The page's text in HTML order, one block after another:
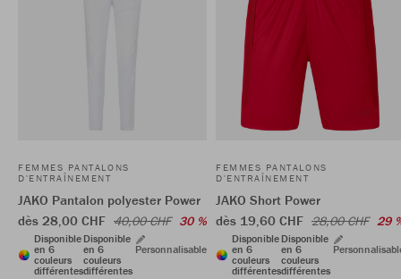
FEMMES PANTALONS
D'ENTRAÎNEMENT
JAKO Pantalon polyester Power
dès 28,00 CHF 40,00 CHF 30 %
Disponible
en 6
couleurs
différentes
Disponible
en 6
couleurs
différentes
Personnalisable
FEMMES PANTALONS
D'ENTRAÎNEMENT
JAKO Short Power
dès 19,60 CHF 28,00 CHF 29
Disponible
en 6
couleurs
différentes
Disponible
en 6
couleurs
différentes